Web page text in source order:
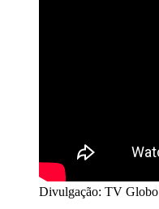
Divulgação: TV Globo